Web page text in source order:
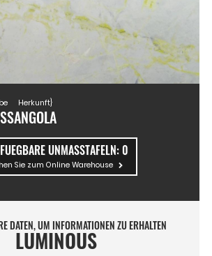
Herkunft}
ANGOLA
UNMASSTAFELN:0
Sie zum Online Warehouse
DATEN, UM INFORMATIONEN ZU ERHALTEN
LUMINOUS